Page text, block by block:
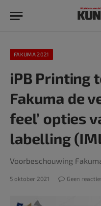
FAKUMA 2021
iPB Printing
Fakuma de
feel’ opties
labelling
Voorbeschouwing
5 oktober 2021 Geen